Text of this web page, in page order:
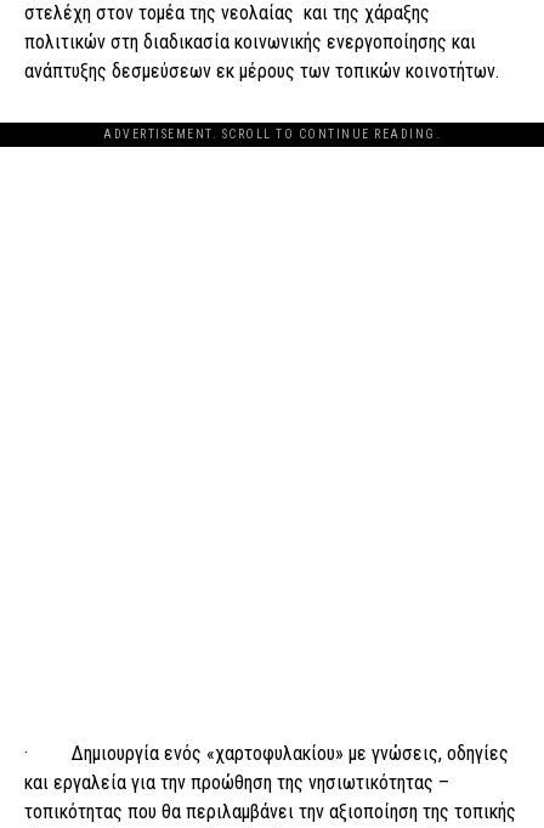
στελέχη στον τομέα της νεολαίας και της χάραξης
πολιτικών στη διαδικασία κοινωνικής ενεργοποίησης και
ανάπτυξης δεσμεύσεων εκ μέρους των τοπικών κοινοτήτων.
ADVERTISEMENT. SCROLL TO CONTINUE READING.
· Δημιουργία ενός «χαρτοφυλακίου» με γνώσεις, οδηγίες
και εργαλεία για την προώθηση της νησιωτικότητας –
τοπικότητας που θα περιλαμβάνει την αξιοποίηση της τοπικής